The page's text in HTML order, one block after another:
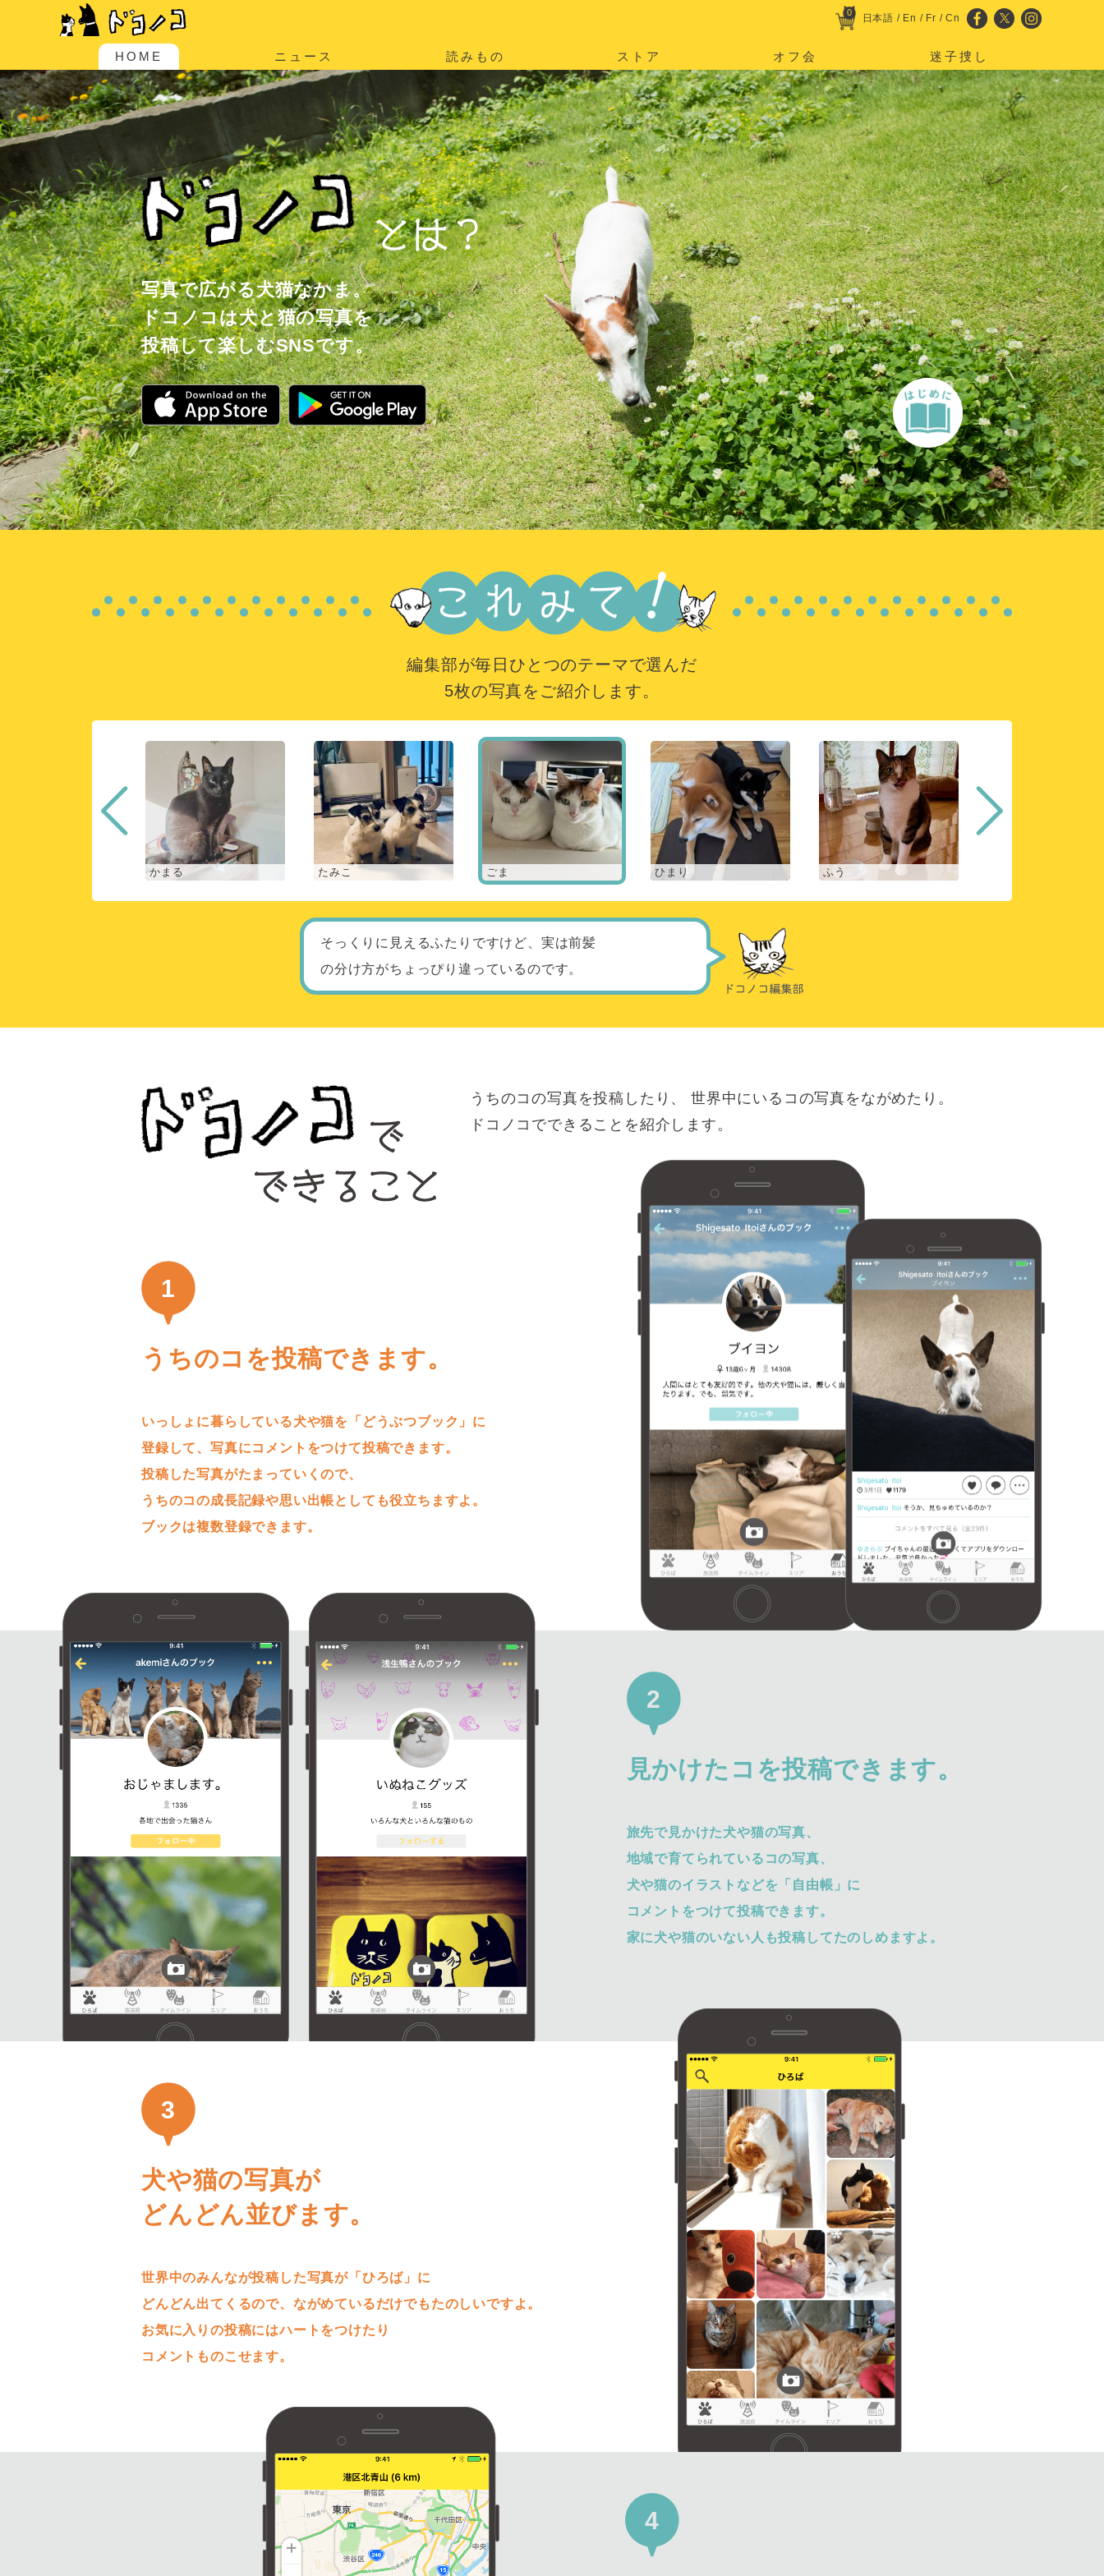
0 日本語 / En / Fr /Cn
HOME ニュース 読みもの ストア オフ会 迷子捜し
写真で広がる犬猫なかま。
ドコノコは犬と猫の写真を
投稿して楽しむSNSです。
編集部が毎日ひとつのテーマで選んだ
5枚の写真をご紹介します。
かまる たみこ ごま ひまり ふう
そっくりに見えるふたりですけど、実は前髪
の分け方がちょっぴり違っているのです。
うちのコの写真を投稿したり、
世界中にいるコの写真をながめたり。
ドコノコでできることを紹介します。
1
うちのコを投稿できます。
いっしょに暮らしている犬や猫を「どうぶつブック」に
登録して、写真にコメントをつけて投稿できます。
投稿した写真がたまっていくので、
うちのコの成長記録や思い出帳としても役立ちますよ。
ブックは複数登録できます。
2
見かけたコを投稿できます。
旅先で見かけた犬や猫の写真、
地域で育てられているコの写真、
犬や猫のイラストなどを「自由帳」に
コメントをつけて投稿できます。
家に犬や猫のいない人も投稿してたのしめますよ。
3
犬や猫の写真が
どんどん並びます。
世界中のみんなが投稿した写真が「ひろば」に
どんどん出てくるので、ながめているだけでもたのしいですよ。
お気に入りの投稿にはハートをつけたり
コメントものこせます。
4